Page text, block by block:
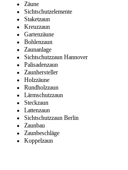
Zäune
Sichtschutzelemente
Staketzaun
Kreuzzaun
Gartenzäune
Bohlenzaun
Zaunanlage
Sichtschutzzaun Hannover
Palisadenzaun
Zaunhersteller
Holzzäune
Rundholzzaun
Lärmschutzzaun
Steckzaun
Lattenzaun
Sichtschutzzaun Berlin
Zaunbau
Zaunbeschläge
Koppelzaun